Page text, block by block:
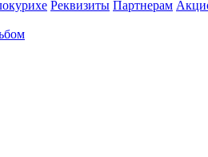
Реквизиты Партнерам